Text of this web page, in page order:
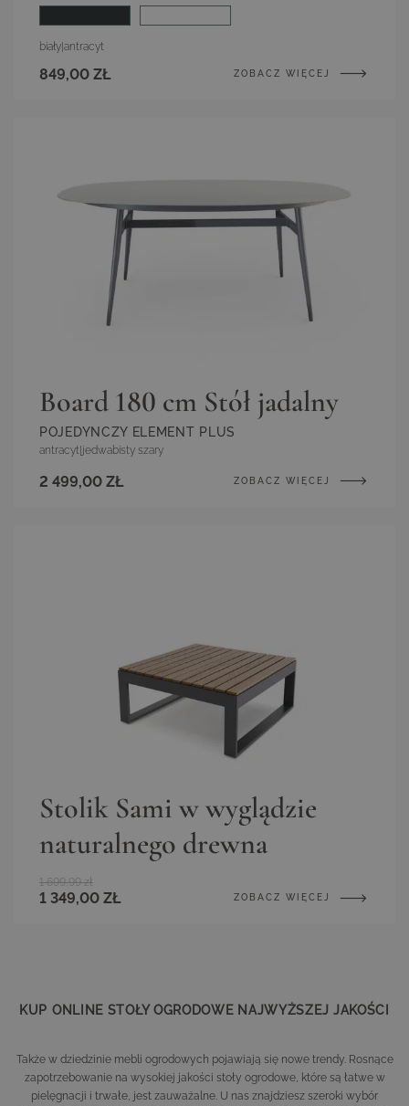
biały antracyt
849,00 ZŁ ZOBACZ WIĘCEJ
Board 180 cm Stół jadalny
POJEDYNCZY ELEMENT PLUS
antracyt|jedwabisty szary
2 499,00 ZŁ ZOBACZ WIĘCEJ
Stolik Sami w wyglądzie
naturalnego drewna
1 349,00 ZŁ
1 699,99 zł
ZOBACZ WIĘCEJ
KUP ONLINE STOŁY OGRODOWE NAJWYŻSZEJ JAKOŚCI
Także w dziedzinie mebli ogrodowych pojawiają się nowe trendy. Rosnące
zapotrzebowanie na wysokiej jakości stoły ogrodowe, które są łatwe w
pielęgnacji i trwałe, jest zauważalne. U nas znajdziesz szeroki wybór